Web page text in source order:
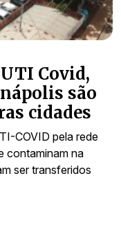
Covid,
são
cidades
COVID pela rede
contaminam na
ser transferidos